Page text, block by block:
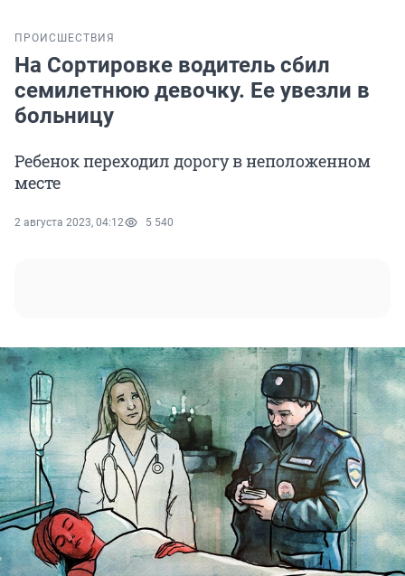
ПРОИСШЕСТВИЯ
На Сортировке водитель сбил
семилетнюю девочку. Ее увезли в
больницу
Ребенок переходил дорогу в неположенном
месте
2 августа 2023, 04:12 5 540